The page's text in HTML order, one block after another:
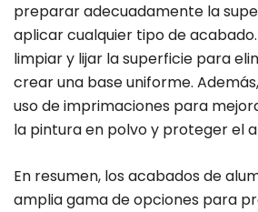
preparar adecuadamente la
aplicar cualquier tipo de
limpiar y lijar la superficie para
crear una base uniforme.
uso de imprimaciones para
la pintura en polvo y proteger el
En resumen, los acabados de
amplia gama de opciones para